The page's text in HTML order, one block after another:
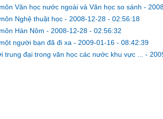
Văn học nước ngoài và Văn học so sánh -
Nghệ thuật học - 2008-12-28 - 02:56:18
Hán Nôm - 2008-12-28 - 02:56:32
người bạn đã đi xa - 2009-01-16 - 08:42:39
trung đại trong văn học các nước khu vực ... -